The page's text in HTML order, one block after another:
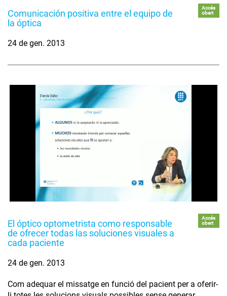
Comunicación positiva entre el equipo de
la óptica
Accés
obert
24 de gen. 2013
El óptico optometrista como responsable
de ofrecer todas las soluciones visuales a
cada paciente
Accés
obert
24 de gen. 2013
Com adequar el missatge en funció del pacient per a oferir-